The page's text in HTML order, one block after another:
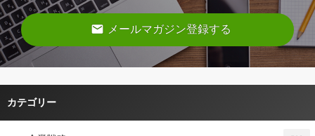
email メールマガジン登録する
カテゴリー